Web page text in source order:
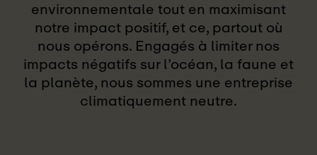
environnementale tout en maximisant
notre impact positif, et ce, partout où
nous opérons. Engagés à limiter nos
impacts négatifs sur l’océan, la faune et
la planète, nous sommes une entreprise
climatiquement neutre.